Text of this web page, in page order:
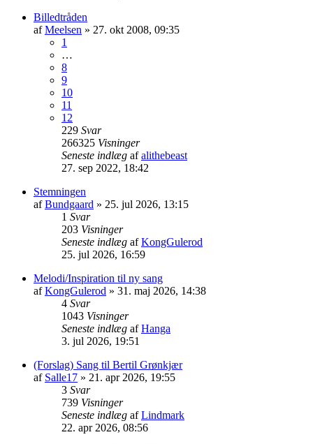
Billedtråden
afMeelsen » 27. okt 2008, 09:35
1
…
8
9
10
11
12
229 Svar
266325 Visninger
Seneste indlæg afalithebeast
27. sep 2022, 18:42
Stemningen
afBundgaard » 25. jul 2026, 13:15
1 Svar
203 Visninger
Seneste indlæg afKongGulerod
25. jul 2026, 16:59
Melodi/Inspiration til ny sang
afKongGulerod » 31. maj 2026, 14:38
4 Svar
1043 Visninger
Seneste indlæg afHanga
3. jul 2026, 19:51
(Forslag) Sang til Bertil Grønkjær
af Salle17 » 21. apr 2026, 19:55
3 Svar
739 Visninger
Seneste indlæg afLindmark
22. apr 2026, 08:56